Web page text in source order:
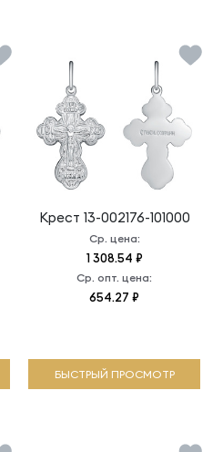
Крест 13-002176-101000
Ср. цена:
1 308.54 ₽
Ср. опт. цена:
654.27 ₽
БЫСТРЫЙ ПРОСМОТР